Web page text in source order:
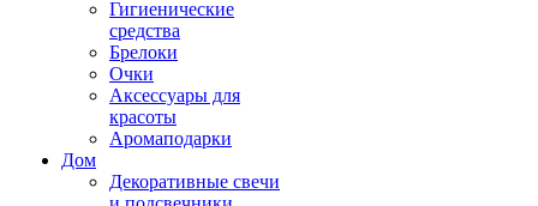
Гигиенические
средства
Брелоки
Очки
Аксессуары для
красоты
Аромаподарки
Дом
Декоративные свечи